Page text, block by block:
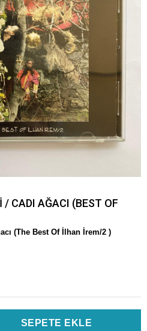
/ CADI AĞACI (BEST OF
(The Best Of İlhan İrem/2 )